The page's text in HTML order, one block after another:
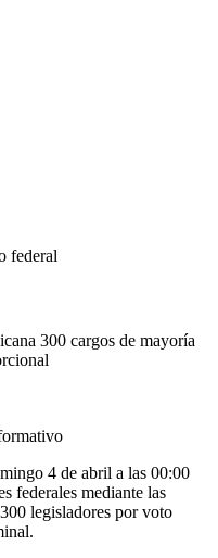
federal
300 cargos de mayoría
4 de abril a las 00:00
federales mediante las
legisladores por voto